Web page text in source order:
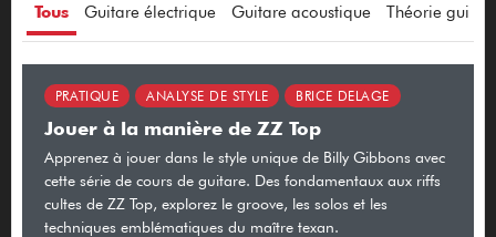
Tous Guitare électrique Guitare acoustique Théorie
PRATIQUE ANALYSE DE STYLE BRICE DELAGE
Jouer à la manière de ZZ Top
Apprenez à jouer dans le style unique de Billy Gibbons avec
cette série de cours de guitare. Des fondamentaux aux riffs
cultes de ZZ Top, explorez le groove, les solos et les
techniques emblématiques du maître texan.